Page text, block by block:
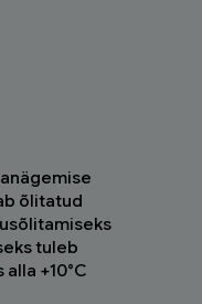
õlitatud
tuleb
+10°C